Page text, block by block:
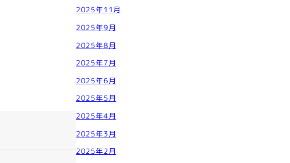
2025年11月
2025年9月
2025年8月
2025年7月
2025年6月
2025年5月
2025年4月
2025年3月
2025年2月